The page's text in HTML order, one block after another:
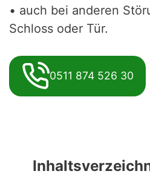
• auch bei anderen
Schloss oder Tür.
0511 874 526 30